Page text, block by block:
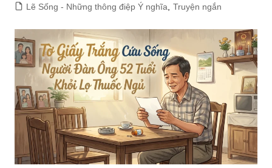
Lẽ Sống - Những thông điệp Ý nghĩa Truyện ngắn